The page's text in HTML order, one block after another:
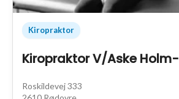
Kiropraktor
Kiropraktor V/Aske
Roskildevej 333